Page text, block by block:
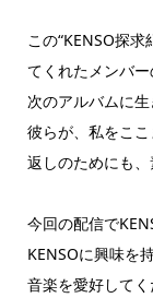
この“KENSO探
てくれたメンバ
次のアルバムに
彼らが、私をこ
返しのためにも、
今回の配信で
KENSOに興味を
音楽を愛好して